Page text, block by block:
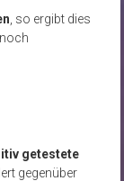
, so ergibt dies
getestete
gegenüber